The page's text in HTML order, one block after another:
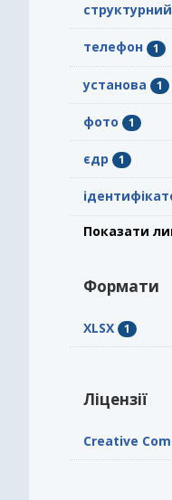
телефон 1
установа 1
фото 1
єдр 1
Показати
Формати
XLSX 1
Ліцензії
Creative